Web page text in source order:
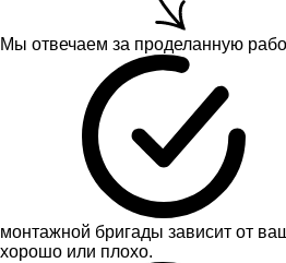
Мы отвечаем за проделанную
монтажной бригады зависит от
хорошо или плохо.